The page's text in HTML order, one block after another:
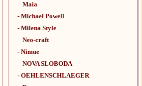
Maia
- Michael Powell
- Milena Style
Neo-craft
- Nimue
NOVA SLOBODA
- OEHLENSCHLAEGER